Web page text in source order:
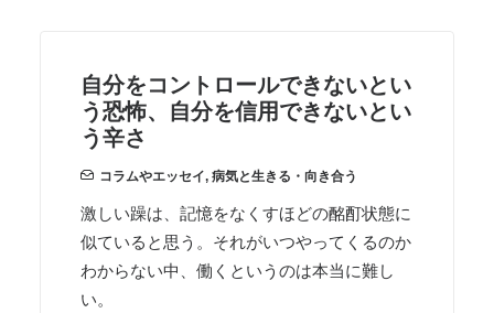
自分をコントロールできないとい
う恐怖、自分を信用できないとい
う辛さ
コラムやエッセイ, 病気と生きる・向き合う
激しい躁は、記憶をなくすほどの酩酊状態に
似ていると思う。それがいつやってくるのか
わからない中、働くというのは本当に難し
い。